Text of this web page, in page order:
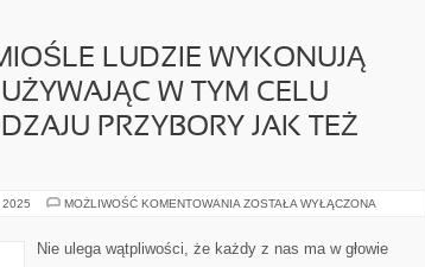
LUDZIE WYKONUJĄ
W TYM CELU
PRZYBORY JAK TEŻ
2025 MOŻLIWOŚĆ KOMENTOWANIA W
LUDZIE
WYKONUJĄ
ZOSTAŁA WYŁĄCZONA
Nie ulega wątpliwości, że każdy z nas ma w głowie